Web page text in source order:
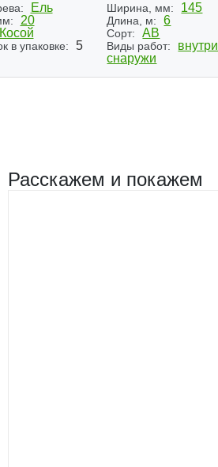
Ель Ширина, мм: 145
20 Длина, м: 6
Косой Сорт: АВ
в упаковке: 5 Виды работ: внутри
снаружи
Расскажем и покажем